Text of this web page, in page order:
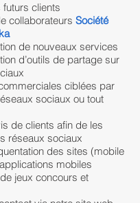
clients
collaborateurs Société
de nouveaux services
d’outils de partage sur
ciblées par
sociaux ou tout
de clients afin de les
réseaux sociaux
des sites (mobile
mobiles
jeux concours et